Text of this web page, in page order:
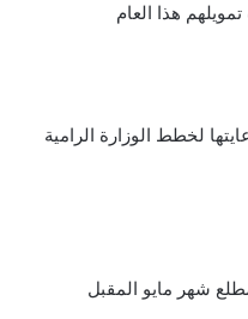
هذا العام
لخطط الوزارة الرامية
شهر مايو المقبل